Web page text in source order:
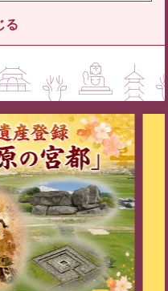
る